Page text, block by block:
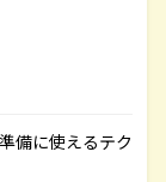
備に使えるテク